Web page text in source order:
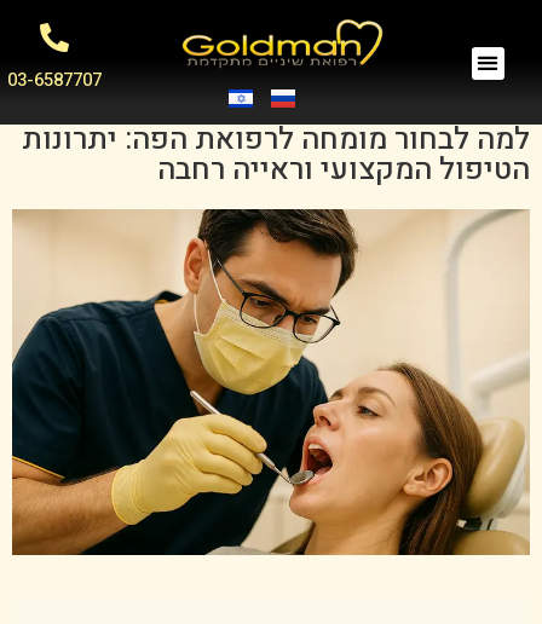
03-6587707
למה לבחור מומחה לרפואת הפה: יתרונות
הטיפול המקצועי וראייה רחבה